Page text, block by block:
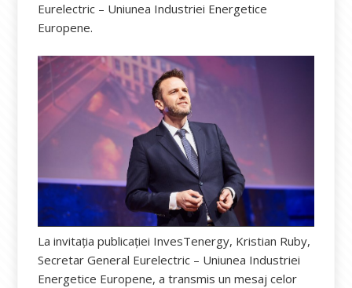
Eurelectric – Uniunea Industriei Energetice
Europene.
La invitația publicației InvesTenergy, Kristian Ruby,
Secretar General Eurelectric – Uniunea Industriei
Energetice Europene, a transmis un mesaj celor